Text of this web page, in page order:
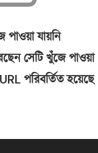
যায়নি
সেটি খুঁজে পাওয়া
পরিবর্তিত হয়েছে